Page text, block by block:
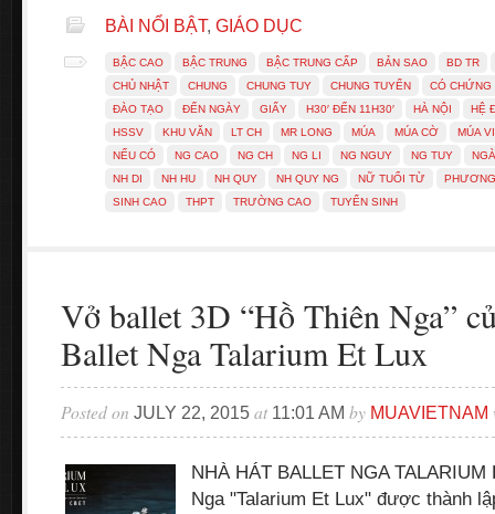
BÀI NỔI BẬT, GIÁO DỤC
BẬC CAO BẬC TRUNG BẬC TRUNG CẤP BẢN SAO
BD TR
CHỦ NHẬT
CHUNG CHUNG TUY CHUNG TUYỂN
CÓ CHỨNG
ĐÀO TẠO
ĐẾN NGÀY GIẤY H30′ ĐẾN 11H30′ HÀ NỘI
HỆ
HSSV
KHU VĂN LT CH MR LONG MÚA MÚA CỜ
MÚA
NẾU CÓ
NG CAO NG CH NG LI NG NGUY NG TUY
NH DI
NH HU NH QUY NH QUY NG NỮ TUỔI TỪ
PHƯƠNG
SINH CAO
THPT TRƯỜNG CAO TUYỂN SINH
Vở ballet 3D “Hồ Thiên Nga”
Ballet Nga Talarium Et Lux
Posted on JULY 22, 2015 at 11:01 AM by MUAVIETNAM
NHÀ HÁT BALLET NGA
Nga "Talarium Et Lux" được thành